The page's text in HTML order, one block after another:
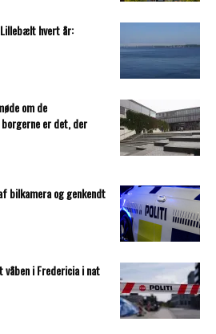
hvert år:
om de
er det, der
bilkamera og genkendt
i Fredericia i nat